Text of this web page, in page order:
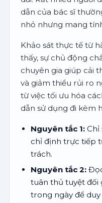
dẫn của bác sĩ
nhỏ nhưng mang
Khảo sát thực tế từ
thấy, sự chủ động
chuyên gia giúp cải
và giảm thiểu rủi ro
từ việc tối ưu hóa
dẫn sử dụng đi kèm
Nguyên tắc 1: Chỉ
chỉ định trực tiếp
trách.
Nguyên tắc 2:
tuân thủ tuyệt đối
trong ngày để